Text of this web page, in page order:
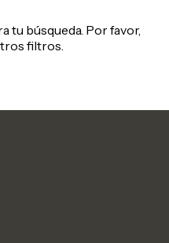
tu búsqueda. Por favor,
filtros.